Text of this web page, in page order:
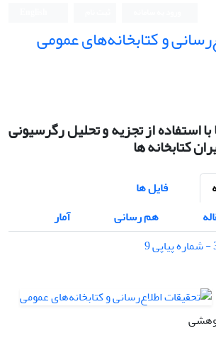
و کتابخانه‌های عمومی
استفاده از تجزیه و تحلیل رگرسیونی
کتابخانه ها
فایل ها
هم رسانی
آمار